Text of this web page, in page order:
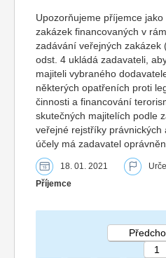
Upozorňujeme příjemce
zakázek financovaných v
zadávání veřejných zakázek
odst. 4 ukládá zadavateli,
majiteli vybraného
některých opatřeních proti
činnosti a financování
skutečných majitelích podle
veřejné rejstříky právnických
účely má zadavatel
18. 01. 2021
Příjemce
1